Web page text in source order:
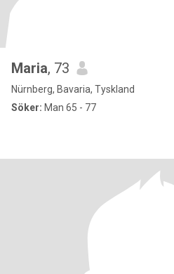
Maria, 73
Nürnberg, Bavaria, Tyskland
Söker: Man 65 - 77